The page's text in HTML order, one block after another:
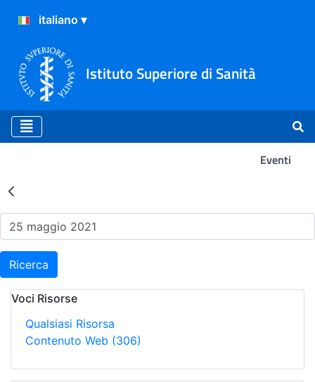
Istituto Superiore di Sanità
Eventi
Risultati della Ricerca -
Ricerca
Voci Risorse
Qualsiasi Risorsa
Contenuto Web (306)